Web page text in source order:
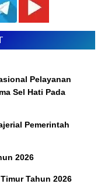
Pelayanan
Sel Hati Pada
Pemerintah
2026
Tahun 2026